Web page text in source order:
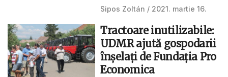
Sipos Zoltán 2021. martie 16.
Tractoare inutilizabile:
UDMR ajută gospodarii
înșelați de Fundația Pro
Economica